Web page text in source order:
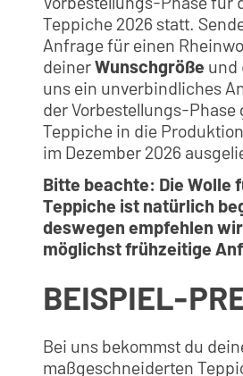
Teppiche 2026 statt.
Anfrage für einen
deinerWunschgröße und
uns ein unverbindliches
der Vorbestellungs-Phase
Teppiche in die
im Dezember 2026
Bitte beachte: Die Wolle
Teppiche ist natürlich
deswegen empfehlen
möglichst frühzeitige
BEISPIEL-
Bei uns bekommst du
maßgeschneiderten